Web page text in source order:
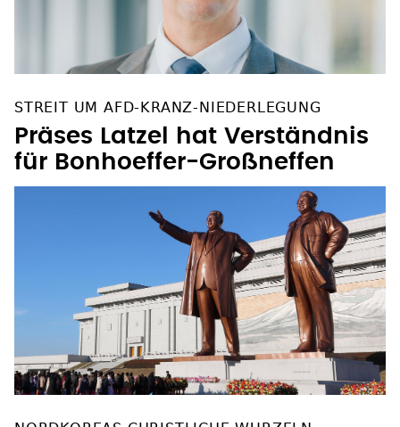
STREIT UM AFD-KRANZ-NIEDERLEGUNG
Präses Latzel hat Verständnis
für Bonhoeffer-Großneffen